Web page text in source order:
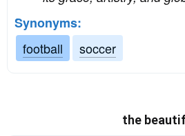
Synonyms:
football
soccer